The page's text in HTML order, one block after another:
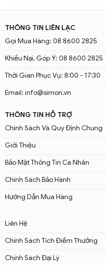
THÔNG TIN LIÊN LẠC
Gọi Mua Hàng: 08 8600 2825
Khiếu Nại, Góp Ý: 08 8600 2825
Thời Gian Phục Vụ: 8:00 - 17:30
Email: info@simon.vn
THÔNG TIN HỖ TRỢ
Chính Sách Và Quy Định Chung
Giới Thiệu
Bảo Mật Thông Tin Cá Nhân
Chính Sách Bảo Hành
Hướng Dẫn Mua Hàng
Liên Hệ
Chính Sách Tích Điểm Thưởng
Chính Sách Đại Lý